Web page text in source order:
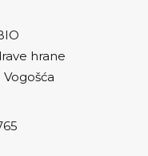
hrane